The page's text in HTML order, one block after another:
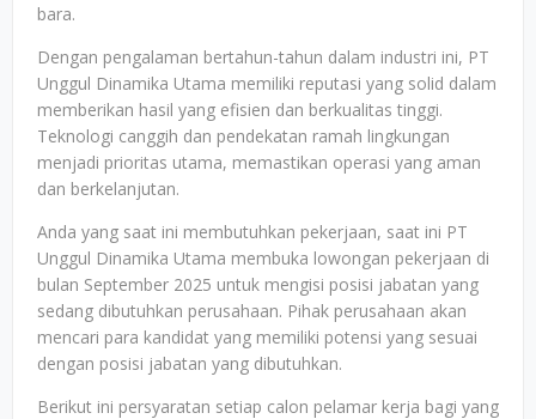
bara.
Dengan pengalaman bertahun-tahun dalam industri ini, PT
Unggul Dinamika Utama memiliki reputasi yang solid dalam
memberikan hasil yang efisien dan berkualitas tinggi.
Teknologi canggih dan pendekatan ramah lingkungan
menjadi prioritas utama, memastikan operasi yang aman
dan berkelanjutan.
Anda yang saat ini membutuhkan pekerjaan, saat ini PT
Unggul Dinamika Utama membuka lowongan pekerjaan di
bulan September 2025 untuk mengisi posisi jabatan yang
sedang dibutuhkan perusahaan. Pihak perusahaan akan
mencari para kandidat yang memiliki potensi yang sesuai
dengan posisi jabatan yang dibutuhkan.
Berikut ini persyaratan setiap calon pelamar kerja bagi yang